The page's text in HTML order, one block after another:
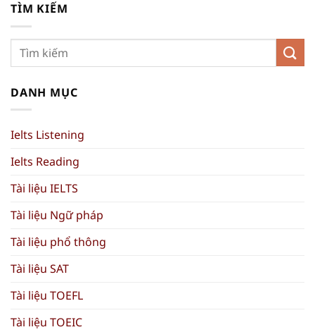
TÌM KIẾM
DANH MỤC
Ielts Listening
Ielts Reading
Tài liệu IELTS
Tài liệu Ngữ pháp
Tài liệu phổ thông
Tài liệu SAT
Tài liệu TOEFL
Tài liệu TOEIC